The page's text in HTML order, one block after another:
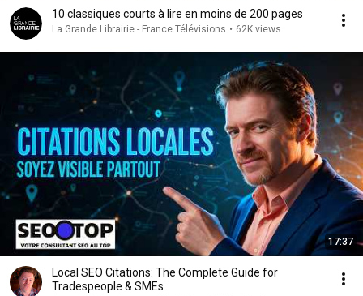
10 classiques courts à lire en moins de 200 pages
La Grande Librairie - France Télévisions • 62K views
17:37
Local SEO Citations: The Complete Guide for
Tradespeople & SMEs